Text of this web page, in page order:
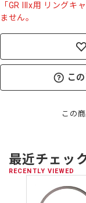
「GR IIIx用 リングキ
ません。
こ
この
最近チェッ
RECENTLY VIEWED